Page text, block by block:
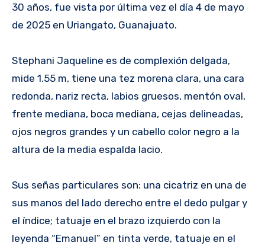
30 años, fue vista por última vez el día 4 de mayo
de 2025 en Uriangato, Guanajuato.
Stephani Jaqueline es de complexión delgada,
mide 1.55 m, tiene una tez morena clara, una cara
redonda, nariz recta, labios gruesos, mentón oval,
frente mediana, boca mediana, cejas delineadas,
ojos negros grandes y un cabello color negro a la
altura de la media espalda lacio.
Sus señas particulares son: una cicatriz en una de
sus manos del lado derecho entre el dedo pulgar y
el índice; tatuaje en el brazo izquierdo con la
leyenda “Emanuel” en tinta verde, tatuaje en el